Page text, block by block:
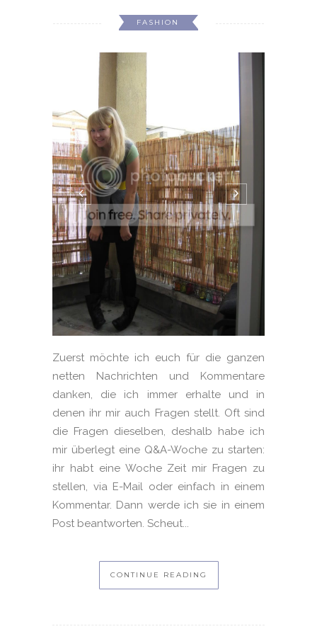
FASHION
Zuerst möchte ich euch für die ganzen
netten Nachrichten und Kommentare
danken, die ich immer erhalte und in
denen ihr mir auch Fragen stellt. Oft sind
die Fragen dieselben, deshalb habe ich
mir überlegt eine Q&A-Woche zu starten:
ihr habt eine Woche Zeit mir Fragen zu
stellen, via E-Mail oder einfach in einem
Kommentar. Dann werde ich sie in einem
Post beantworten. Scheut...
CONTINUE READING